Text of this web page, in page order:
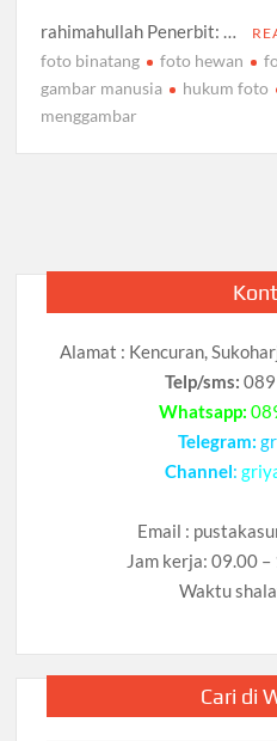
rahimahullah Penerbit: …
foto binatang foto hewan
gambar manusia
hukum foto
menggambar
Alamat : Kencuran,
Telp/sms:
Whatsapp:
Telegram:
Channel:
Email :
Jam kerja: 09.00
Waktu
Cari di